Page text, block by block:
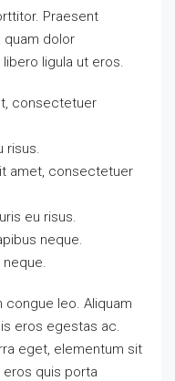
Praesent
quam dolor
ligula ut eros.
consectetuer
risus.
amet, consectetuer
eu risus.
neque.
congue leo. Aliquam
eros egestas ac.
eget, elementum sit
eros quis porta